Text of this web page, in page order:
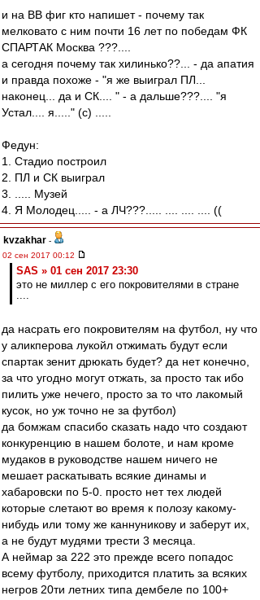
и на ВВ фиг кто напишет - почему так
мелковато с ним почти 16 лет по победам ФК
СПАРТАК Москва ???....
а сегодня почему так хилинько??... - да апатия
и правда похоже - "я же выиграл ПЛ...
наконец... да и СК.... " - а дальше???.... "я
Устал.... я....." (c) .....
Федун:
1. Стадио построил
2. ПЛ и СК выиграл
3. ..... Музей
4. Я Молодец..... - а ЛЧ???..... .... .... .... ((
kvzakhar -
02 сен 2017 00:12
SAS » 01 сен 2017 23:30
это не миллер с его покровителями в стране
....
да насрать его покровителям на футбол, ну что
у аликперова лукойл отжимать будут если
спартак зенит дрюкать будет? да нет конечно,
за что угодно могут отжать, за просто так ибо
пилить уже нечего, просто за то что лакомый
кусок, но уж точно не за футбол)
да бомжам спасибо сказать надо что создают
конкуренцию в нашем болоте, и нам кроме
мудаков в руководстве нашем ничего не
мешает раскатывать всякие динамы и
хабаровски по 5-0. просто нет тех людей
которые слетают во время к полозу какому-
нибудь или тому же каннуникову и заберут их,
а не будут мудями трести 3 месяца.
А неймар за 222 это прежде всего попадос
всему футболу, приходится платить за всяких
негров 20ти летних типа дембеле по 100+